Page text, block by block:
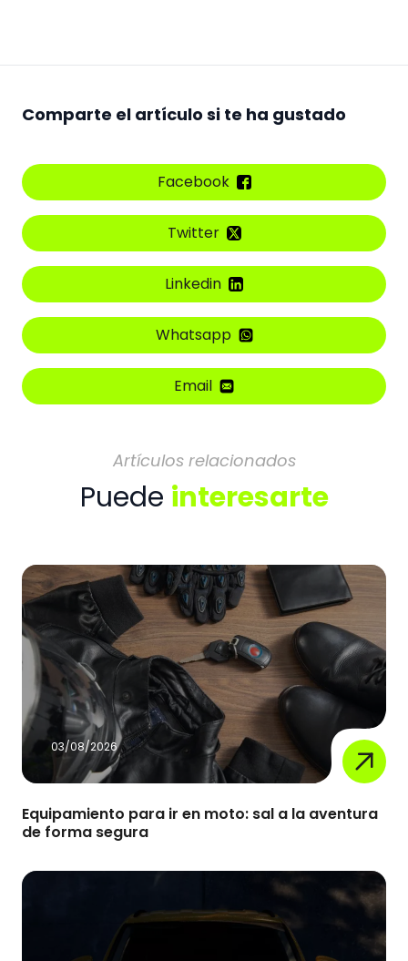
Comparte el artículo si te ha gustado
Facebook
Twitter
Linkedin
Whatsapp
Email
Artículos relacionados
Puede interesarte
03/08/2026
Equipamiento para ir en moto: sal a la aventura
de forma segura